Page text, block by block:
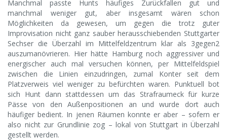
Manchmal passte Hunts häufiges Zurückfallen gut und
manchmal weniger gut, aber insgesamt wären schon
Möglichkeiten da gewesen, um gegen die trotz guter
Improvisation nicht ganz sauber herausschiebenden Stuttgarter
Sechser die Überzahl im Mittelfeldzentrum klar als 3gegen2
auszumanövrieren. Hier hätte Hamburg noch aggressiver und
energischer auch mal versuchen können, per Mittelfeldspiel
zwischen die Linien einzudringen, zumal Konter seit dem
Platzverweis viel weniger zu befürchten waren. Punktuell bot
sich Hunt dann stattdessen um das Strafraumeck für kurze
Pässe von den Außenpositionen an und wurde dort auch
häufiger bedient. In jenen Räumen konnte er aber – sofern er
also nicht zur Grundlinie zog – lokal von Stuttgart in Überzahl
gestellt werden.